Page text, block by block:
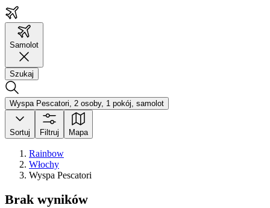
Samolot
Szukaj
Wyspa Pescatori, 2 osoby, 1 pokój, samolot
Sortuj Filtruj Mapa
Rainbow
Włochy
Wyspa Pescatori
Brak wyników